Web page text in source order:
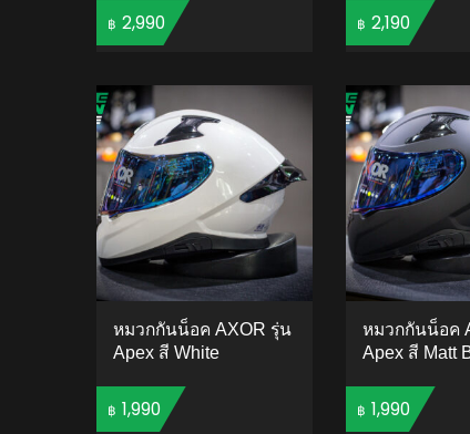
฿ 2,990 ฿ 2,190
หมวกกันน็อค AXOR รุ่น
Apex สี White
฿ 1,990
หมวกกันน็อค
Apex สี Matt
฿ 1,990